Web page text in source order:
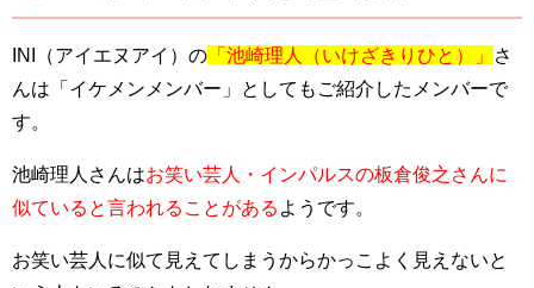
INI（アイエヌアイ）の 「池崎理人（いけざきりひと）」
さ
んは「イケメンメンバー」としてもご紹介したメンバーで
す。
池崎理人さんはお笑い芸人・インパルスの板倉俊之さんに
似ていると言われることがある ようです。
お笑い芸人に似て見えてしまうからかっこよく見えないと